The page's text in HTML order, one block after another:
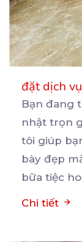
đặt dịch
Bạn đang
nhật trọn
tôi giúp
bày đẹp
bữa tiệc
Chi tiết